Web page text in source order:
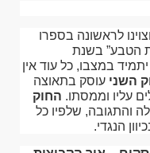
וצוינו לראשונה בספרו
הטבע” בשנת
במצבו, כל עוד אין
השני עוסק בתאוצה
עליו וממסתו. החוק
והתגובה, שלפיו כל
הנגדי.